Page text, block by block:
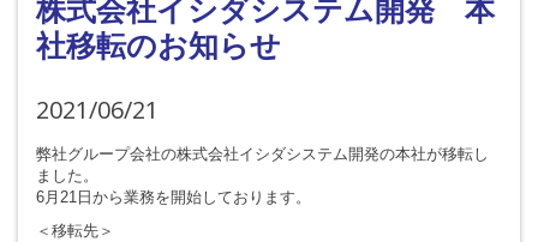
製品情報
新着情報
採用情報
株式会社イシダシステム開発 本
社移転のお知らせ
2021/06/21
弊社グループ会社の株式会社イシダシステム開発の本社が移転し
ました。
6月21日から業務を開始しております。
＜移転先＞